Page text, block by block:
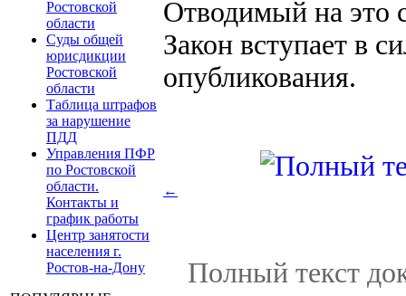
Ростовской
области
Суды общей
юрисдикции
Ростовской
области
Таблица штрафов
за нарушение
ПДД
Управления ПФР
по Ростовской
области.
Контакты и
график работы
Центр занятости
населения г.
Ростов-на-Дону
Отводимый на это
Закон вступает в
опубликования.
←
Полный текст